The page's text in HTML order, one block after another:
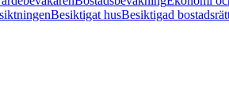
Besiktigat husBesiktigad